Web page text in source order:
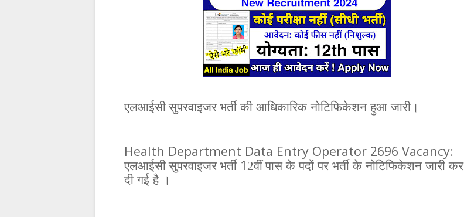
एलआईसी सुपरवाइजर भर्ती की आधिकारिक नोटिफिकेशन हुआ जारी।
Health Department Data Entry Operator 2696 Vacancy:
एलआईसी सुपरवाइजर भर्ती1 2वीं पास के पदों पर भर्ती के नोटिफिकेशन जारी कर
दी गई है ।